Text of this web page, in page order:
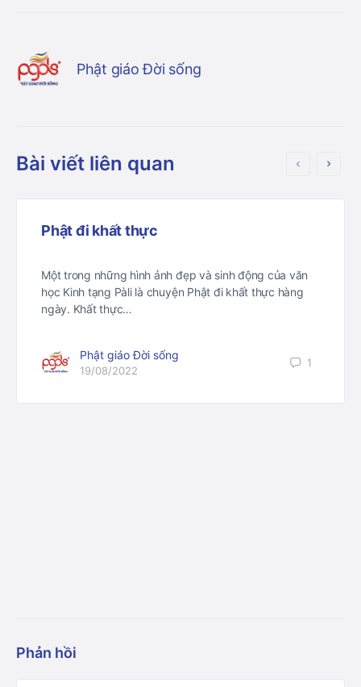
Phật giáo Đời sống
Bài viết liên quan
Phật đi khất thực
Một trong những hình ảnh đẹp và sinh động của văn
học Kinh tạng Pàli là chuyện Phật đi khất thực hàng
ngày. Khất thực…
Phật giáo Đời sống
19/08/2022
1
Phản hồi